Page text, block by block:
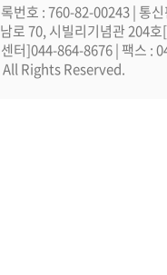
번호 : 760-82-00243 | 통
로 70, 시빌리기념관 204
터]044-864-8676 | 팩스 :
Rights Reserved.